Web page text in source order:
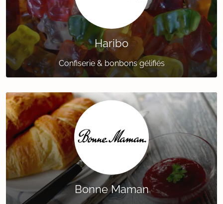
Haribo
Confiserie & bonbons gélifiés
Bonne Maman